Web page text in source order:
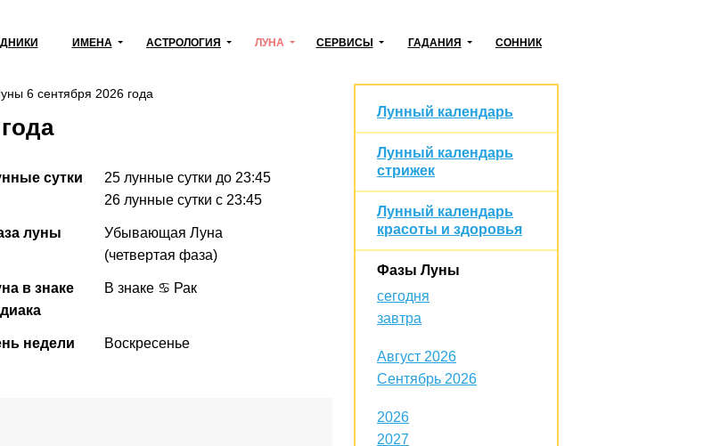
ИМЕНА АСТРОЛОГИЯ ЛУНА СЕРВИСЫ ГАДАНИЯ СОННИК
6 сентября 2026 года
сутки 25 лунные сутки до 23:45
26 лунные сутки с 23:45
луны
Убывающая Луна
(четвертая фаза)
в знаке
В знаке ♋ Рак
недели Воскресенье
Лунный календарь
Лунный календарь
стрижек
Лунный календарь
красоты и здоровья
Фазы Луны
сегодня
завтра
Август 2026
Сентябрь 2026
2026
2027